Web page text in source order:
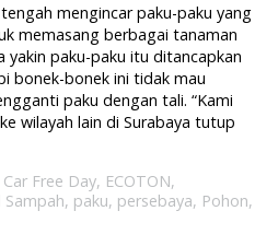
mengincar paku-paku yang
memasang berbagai tanaman
yakin paku-paku itu ditancapkan
bonek-bonek ini tidak mau
paku dengan tali. “Kami
wilayah lain di Surabaya tutup
Car Free Day, ECOTON,
, paku, persebaya, Pohon,